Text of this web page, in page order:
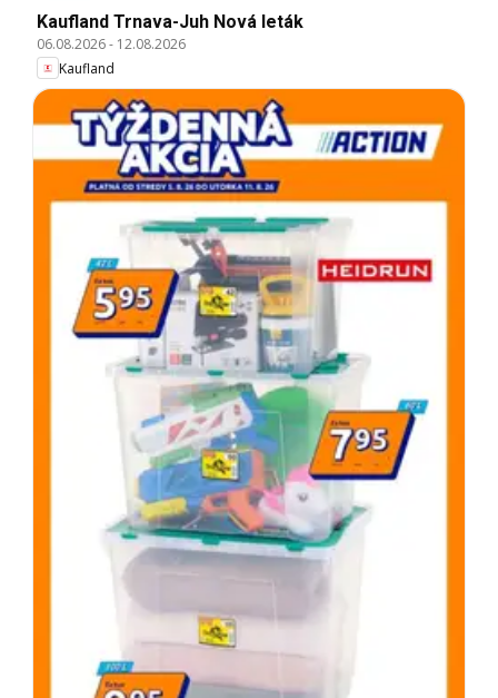
Kaufland Trnava-Juh Nová leták
06.08.2026- 12.08.2026
Kaufland